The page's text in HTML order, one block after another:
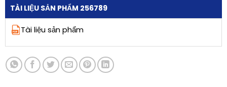
TÀI LIỆU SẢN PHẨM 256789
Tài liệu sản phẩm